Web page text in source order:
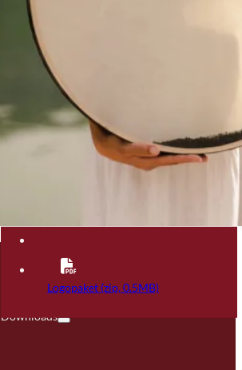
Downloads
Logopaket (zip, 0.5MB)